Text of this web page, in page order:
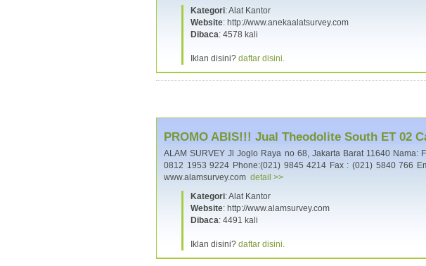
Kategori: Alat Kantor
Website: http://www.anekaalatsurvey.com
Dibaca: 4578 kali
Iklan disini? daftar disini.
PROMO ABIS!!! Jual Theodolite South ET 02
ALAM SURVEY Jl Joglo Raya no 68, Jakarta Barat 11640 Nama:
0812 1953 9224 Phone:(021) 9845 4214 Fax : (021) 5840 766
www.alamsurvey.com detail >>
Kategori: Alat Kantor
Website: http://www.alamsurvey.com
Dibaca: 4491 kali
Iklan disini? daftar disini.